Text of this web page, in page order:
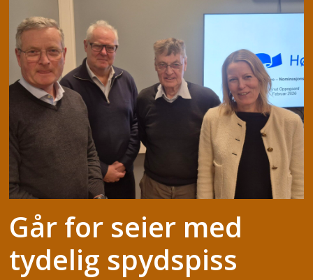
Går for seier med
tydelig spydspiss